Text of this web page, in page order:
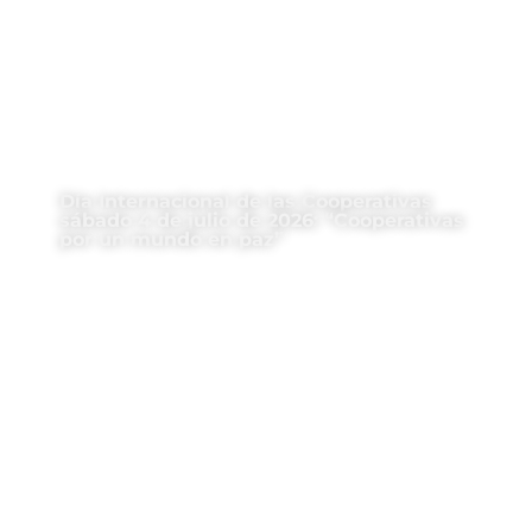
Día Internacional de las Cooperativas